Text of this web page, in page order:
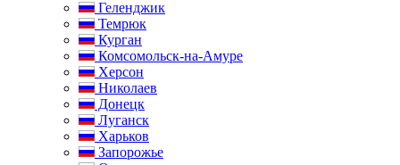
Геленджик
Темрюк
Курган
Комсомольск-на-Амуре
Херсон
Николаев
Донецк
Луганск
Харьков
Запорожье